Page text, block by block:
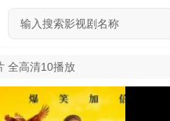
全高清10播放